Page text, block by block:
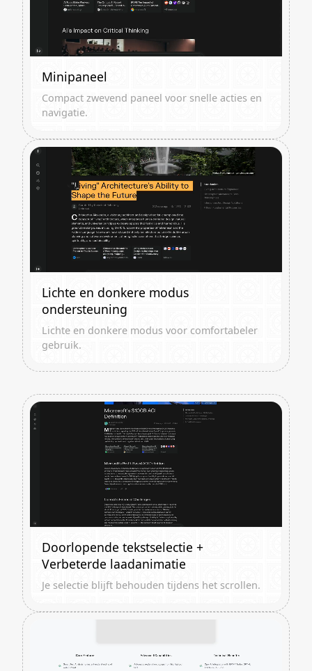
Minipaneel
Compact zwevend paneel voor snelle acties en
navigatie.
Lichte en donkere modus
ondersteuning
Lichte en donkere modus voor comfortabeler
gebruik.
Doorlopende tekstselectie +
Verbeterde laadanimatie
Je selectie blijft behouden tijdens het scrollen.